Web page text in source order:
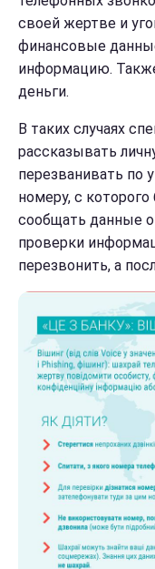
своей жертве и
финансовые
информацию.
деньги.
В таких случаях
рассказывать
перезванивать по
номеру, с
сообщать данные
проверки
перезвонить, а